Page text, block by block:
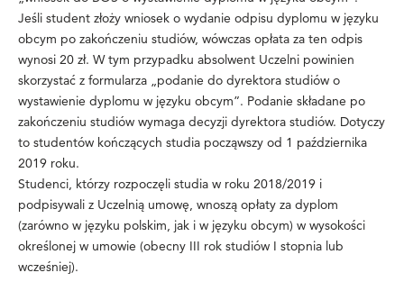
Jeśli student złoży wniosek o wydanie odpisu dyplomu w języku
obcym po zakończeniu studiów, wówczas opłata za ten odpis
wynosi 20 zł. W tym przypadku absolwent Uczelni powinien
skorzystać z formularza „podanie do dyrektora studiów o
wystawienie dyplomu w języku obcym”. Podanie składane po
zakończeniu studiów wymaga decyzji dyrektora studiów. Dotyczy
to studentów kończących studia począwszy od 1 października
2019 roku.
Studenci, którzy rozpoczęli studia w roku 2018/2019 i
podpisywali z Uczelnią umowę, wnoszą opłaty za dyplom
(zarówno w języku polskim, jak i w języku obcym) w wysokości
określonej w umowie (obecny III rok studiów I stopnia lub
wcześniej).